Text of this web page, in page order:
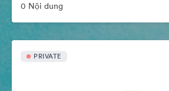
0 Nội dung
PRIVATE